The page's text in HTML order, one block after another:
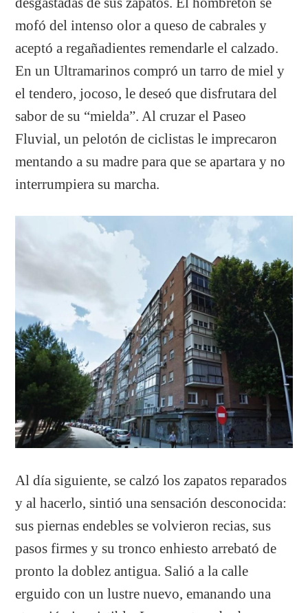
mofó del intenso olor a queso de cabrales y
aceptó a regañadientes remendarle el calzado.
En un Ultramarinos compró un tarro de miel y
el tendero, jocoso, le deseó que disfrutara del
sabor de su “mielda”. Al cruzar el Paseo
Fluvial, un pelotón de ciclistas le imprecaron
mentando a su madre para que se apartara y no
interrumpiera su marcha.
Al día siguiente, se calzó los zapatos reparados
y al hacerlo, sintió una sensación desconocida:
sus piernas endebles se volvieron recias, sus
pasos firmes y su tronco enhiesto arrebató de
pronto la doblez antigua. Salió a la calle
erguido con un lustre nuevo, emanando una